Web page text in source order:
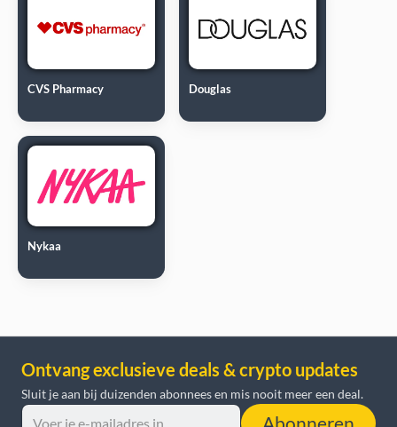
CVS Pharmacy Douglas
Nykaa
Ontvang exclusieve deals & crypto updates
Sluit je aan bij duizenden abonnees en mis nooit meer een deal.